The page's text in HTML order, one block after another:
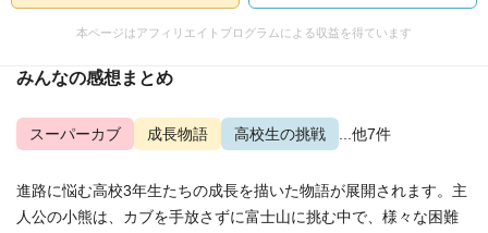
本ページはアフィリエイトプログラムによる収益を得ています
みんなの感想まとめ
スーパーカブ 成長物語 高校生の挑戦 ...他7件
進路に悩む高校3年生たちの成長を描いた物語が展開されます。主
人公の小熊は、カブを手放さずに富士山に挑む中で、様々な困難